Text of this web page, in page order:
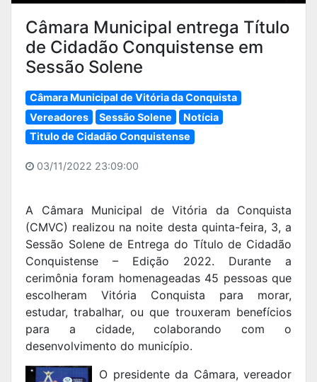
Câmara Municipal entrega Título
de Cidadão Conquistense em
Sessão Solene
Câmara Municipal de Vitória da Conquista
Vereadores
Sessão Solene
Notícia
Titulo de Cidadão Conquistense
03/11/2022 23:09:00
A Câmara Municipal de Vitória da Conquista
(CMVC) realizou na noite desta quinta-feira, 3, a
Sessão Solene de Entrega do Título de Cidadão
Conquistense – Edição 2022. Durante a
cerimônia foram homenageadas 45 pessoas que
escolheram Vitória Conquista para morar,
estudar, trabalhar, ou que trouxeram benefícios
para a cidade, colaborando com o
desenvolvimento do município.
O presidente da Câmara, vereador